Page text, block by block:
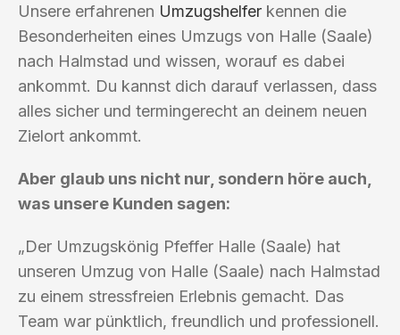
Unsere erfahrenen Umzugshelfer kennen die
Besonderheiten eines Umzugs von Halle (Saale)
nach Halmstad und wissen, worauf es dabei
ankommt. Du kannst dich darauf verlassen, dass
alles sicher und termingerecht an deinem neuen
Zielort ankommt.
Aber glaub uns nicht nur, sondern höre auch,
was unsere Kunden sagen:
„Der Umzugskönig Pfeffer Halle (Saale) hat
unseren Umzug von Halle (Saale) nach Halmstad
zu einem stressfreien Erlebnis gemacht. Das
Team war pünktlich, freundlich und professionell.